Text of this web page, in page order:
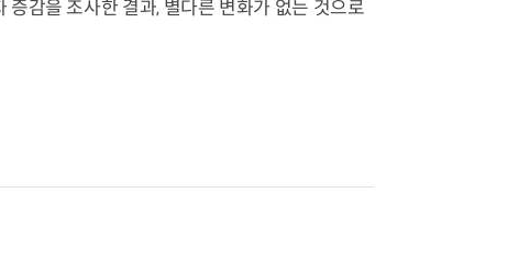
감을 조사한 결과, 별다른 변화가 없는 것으로